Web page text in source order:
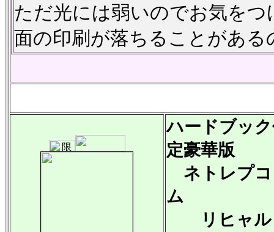
ただ光には弱いのでお気を
面の印刷が落ちることがあ
ハードブッ
定豪華版
ネトレプコ
ム
リヒャル